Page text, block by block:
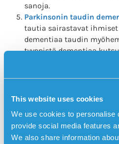
This website uses cookies
We use cookies to personalise
provide social media features
We also share information
sanoja.
Parkinsonin taudin
tautia sairastavat
dementiaa taudin
tyyppistä dementiaa
dementiaksi ja sille on
toimintojen asteittainen
Dementialla voi olla
kullekin yksilölle
On tärkeää muistaa, että